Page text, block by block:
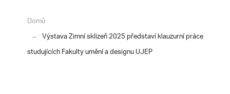
Domů
Výstava Zimní sklizeň 2025 představí klauzurní práce
studujících Fakulty umění a designu UJEP